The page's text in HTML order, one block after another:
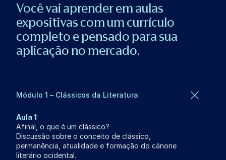
Você vai aprender em aulas
expositivas com um currículo
completo e pensado para sua
aplicação no mercado.
Módulo 1 – Clássicos da Literatura
Aula 1
Afinal, o que é um clássico?
Discussão sobre o conceito de clássico,
permanência, atualidade e formação do cânone
literário ocidental.